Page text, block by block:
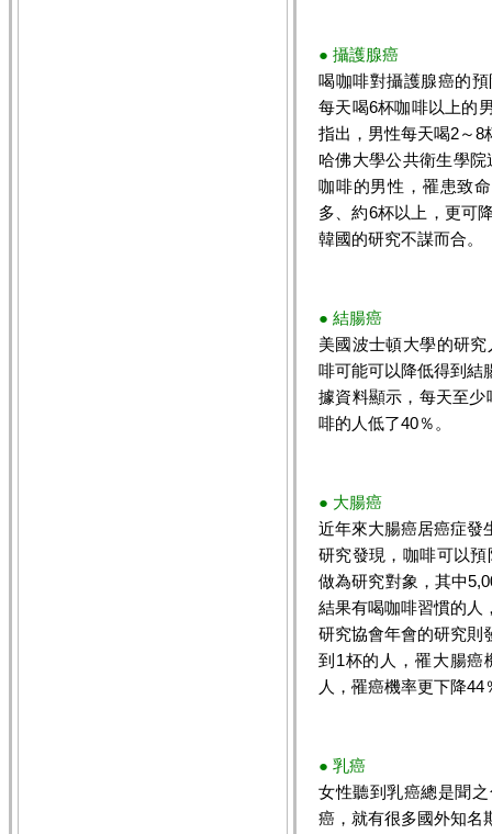
● 攝護腺癌
喝咖啡對攝護腺癌的
每天喝6杯咖啡以上的
指出，男性每天喝2～8
哈佛大學公共衛生學
咖啡的男性，罹患致
多、約6杯以上，更可
韓國的研究不謀而合。
● 結腸癌
美國波士頓大學的研
啡可能可以降低得到結
據資料顯示，每天至
啡的人低了40％。
● 大腸癌
近年來大腸癌居癌症發
研究發現，咖啡可以
做為研究對象，其中
結果有喝咖啡習慣的人
研究協會年會的研究則
到1杯的人，罹大腸癌
人，罹癌機率更下降
● 乳癌
女性聽到乳癌總是聞
癌，就有很多國外知名